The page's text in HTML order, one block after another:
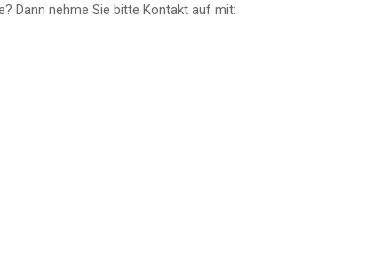
Dann neh­me Sie bit­te Kon­takt auf mit: